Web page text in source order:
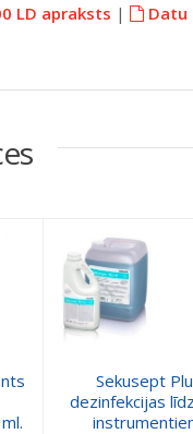
LD apraksts | Datu
Sekusept
dezinfekcijas